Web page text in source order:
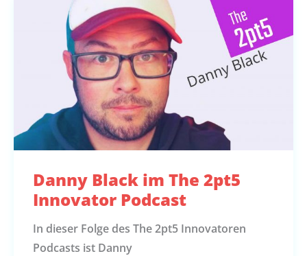
Danny Black im The 2pt5
Innovator Podcast
In dieser Folge des The 2pt5 Innovatoren
Podcasts ist Danny